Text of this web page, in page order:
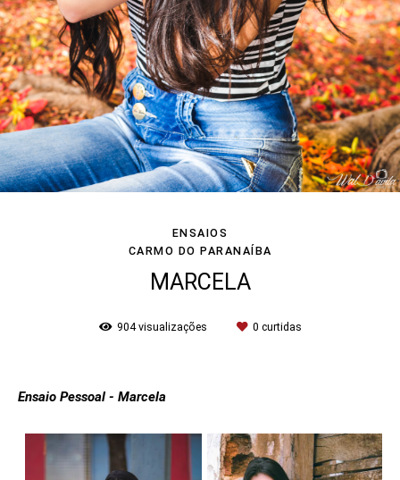
ENSAIOS
CARMO DO PARANAÍBA
MARCELA
904visualizações 0 curtidas
Ensaio Pessoal - Marcela